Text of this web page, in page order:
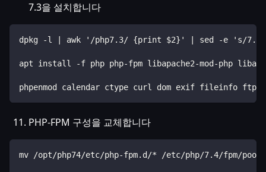
7.3을 설치합니다
dpkg -l | awk '/php7.3/ {print $2}' | sed -e 's/
apt install -f php php-fpm libapache2-mod-php
phpenmod calendar ctype curl dom exif fileinfo ftp gd
PHP-FPM 구성을 교체합니다
mv /opt/php74/etc/php-fpm.d/* /etc/php/7.4/fpm/